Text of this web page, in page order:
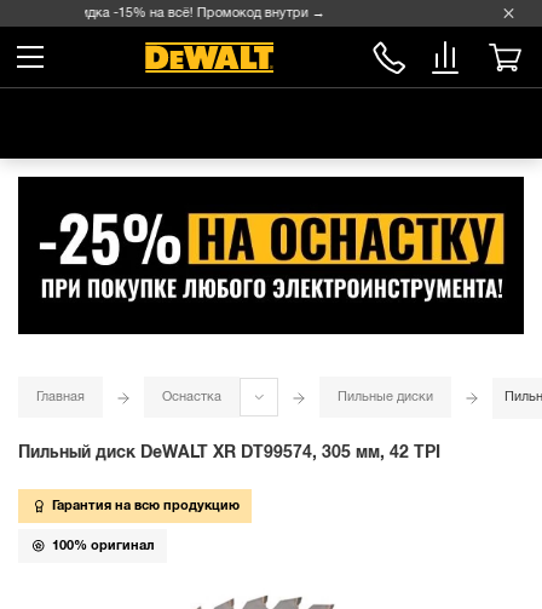
Скидка -15% на всё! Промокод внутри →
Главная Оснастка Пильные диски
Пильный диск DeWALT XR DT99574, 305 мм, 42 TPI
Гарантия на всю продукцию
100% оригинал